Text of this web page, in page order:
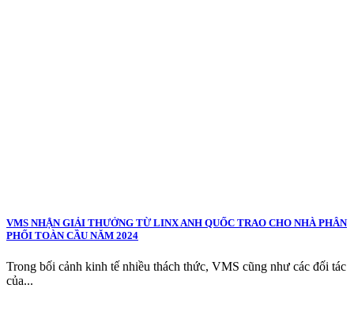
VMS NHẬN GIẢI THƯỞNG TỪ LINX ANH QUỐC TRAO CHO NHÀ PHÂN
PHỐI TOÀN CẦU NĂM 2024
Trong bối cảnh kinh tế nhiều thách thức, VMS cũng như các đối tác
của...